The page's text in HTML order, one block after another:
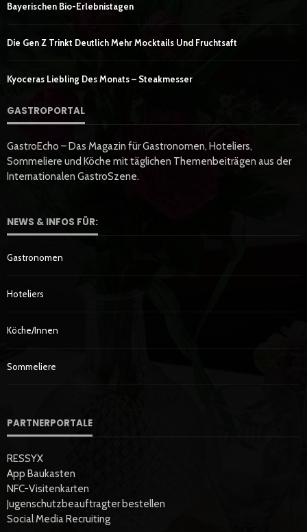
Bayerischen Bio-Erlebnistagen
Die Gen Z Trinkt Deutlich Mehr Mocktails Und Fruchtsaft
Kyoceras Liebling Des Monats – Steakmesser
GASTROPORTAL
GastroEcho – Das Magazin für Gastronomen, Hoteliers,
Sommeliere und Köche mit täglichen Themenbeiträgen aus der
Internationalen GastroSzene.
NEWS & INFOS FÜR:
Gastronomen
Hoteliers
Köche/innen
Sommeliere
PARTNERPORTALE
RESSYX
App Baukasten
NFC-Visitenkarten
Jugenschutzbeauftragter bestellen
Social Media Recruiting